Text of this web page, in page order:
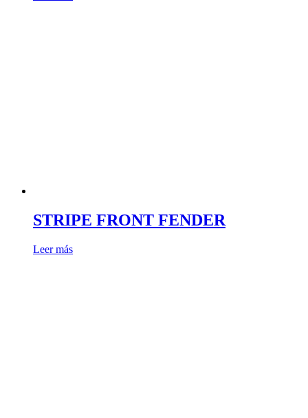
STRIPE FRONT FENDER
Leer más